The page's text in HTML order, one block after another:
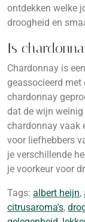
ontdekken welke
droogheid en
Is
Chardonnay is
geassocieerd met
chardonnay
dat de wijn
chardonnay vaak
voor liefhebbers
je verschillende
je voorkeur voor
Tags: albert heijn,
citrusaroma's,